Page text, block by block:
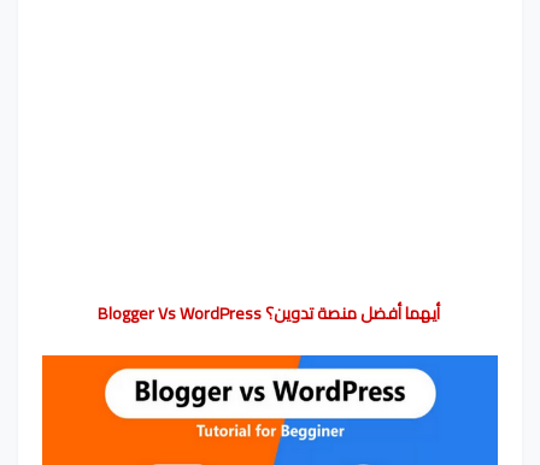
أيهما أفضل منصة تدوين؟ Blogger Vs WordPress